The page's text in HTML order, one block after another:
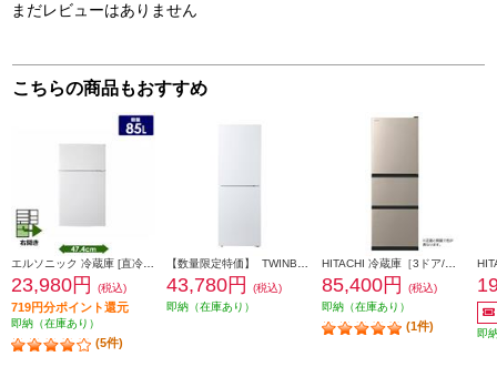
まだレビューはありません
こちらの商品もおすすめ
23,980円 (税込)
719円分ポイント還元
即納（在庫あり）
(5件)
43,780円
(税込)
即納（在庫あり）
85,400円
(税込)
即納（在庫あり）
(1件)
即